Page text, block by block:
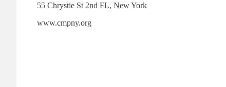
55 Chrystie St 2nd FL, New York
www.cmpny.org